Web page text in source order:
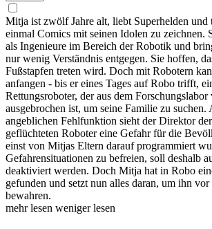
Mitja ist zwölf Jahre alt, liebt Superhelden und
einmal Comics mit seinen Idolen zu zeichnen.
als Ingenieure im Bereich der Robotik und
nur wenig Verständnis entgegen. Sie hoffen,
Fußstapfen treten wird. Doch mit Robotern
anfangen - bis er eines Tages auf Robo trifft,
Rettungsroboter, der aus dem
ausgebrochen ist, um seine Familie zu
angeblichen Fehlfunktion sieht der Direktor
geflüchteten Roboter eine Gefahr für die
einst von Mitjas Eltern darauf programmiert
Gefahrensituationen zu befreien, soll deshalb
deaktiviert werden. Doch Mitja hat in Robo
gefunden und setzt nun alles daran, um ihn
bewahren.
mehr lesen weniger lesen